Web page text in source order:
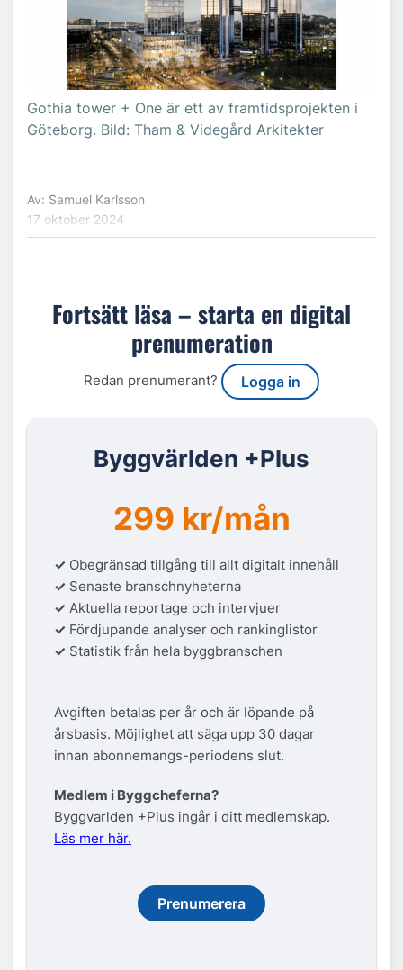
Gothia tower + One är ett av framtidsprojekten i
Göteborg. Bild: Tham & Videgård Arkitekter
Av: Samuel Karlsson
17 oktober 2024
Fortsätt läsa – starta en digital
prenumeration
Redan prenumerant? Logga in
Byggvärlden +Plus
299 kr/mån
✓ Obegränsad tillgång till allt digitalt innehåll
✓ Senaste branschnyheterna
✓ Aktuella reportage och intervjuer
✓ Fördjupande analyser och rankinglistor
✓ Statistik från hela byggbranschen
Avgiften betalas per år och är löpande på
årsbasis. Möjlighet att säga upp 30 dagar
innan abonnemangs-periodens slut.
Medlem i Byggcheferna?
Byggvarlden +Plus ingår i ditt medlemskap.
Läs mer här.
Prenumerera